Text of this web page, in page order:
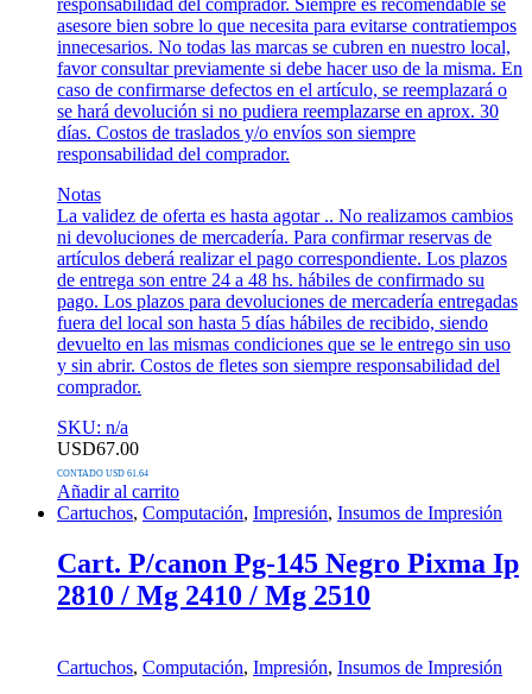
responsabilidad del comprador. Siempre es recomendable se
asesore bien sobre lo que necesita para evitarse contratiempos
innecesarios. No todas las marcas se cubren en nuestro local,
favor consultar previamente si debe hacer uso de la misma. En
caso de confirmarse defectos en el artículo, se reemplazará o
se hará devolución si no pudiera reemplazarse en aprox. 30
días. Costos de traslados y/o envíos son siempre
responsabilidad del comprador.
Notas
La validez de oferta es hasta agotar .. No realizamos cambios
ni devoluciones de mercadería. Para confirmar reservas de
artículos deberá realizar el pago correspondiente. Los plazos
de entrega son entre 24 a 48 hs. hábiles de confirmado su
pago. Los plazos para devoluciones de mercadería entregadas
fuera del local son hasta 5 días hábiles de recibido, siendo
devuelto en las mismas condiciones que se le entrego sin uso
y sin abrir. Costos de fletes son siempre responsabilidad del
comprador.
SKU: n/a
USD67.00
CONTADO USD 61.64
Añadir al carrito
Cartuchos, Computación, Impresión, Insumos de Impresión
Cart. P/canon Pg-145 Negro Pixma Ip
2810 / Mg 2410 / Mg 2510
Cartuchos, Computación, Impresión, Insumos de Impresión